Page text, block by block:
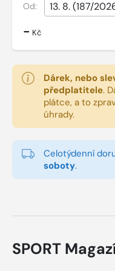
Od:
- Kč
Dárek, nebo
předplatitele.
plátce, a to
úhrady.
Celotýdenní
soboty.
SPORT